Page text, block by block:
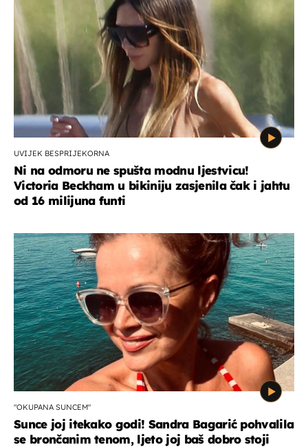
UVIJEK BESPRIJEKORNA
Ni na odmoru ne spušta modnu ljestvicu!
Victoria Beckham u bikiniju zasjenila čak i jahtu
od 16 milijuna funti
"OKUPANA SUNCEM"
Sunce joj itekako godi! Sandra Bagarić pohvalila
se brončanim tenom, ljeto joj baš dobro stoji